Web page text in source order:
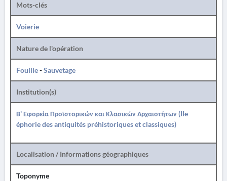
Mots-clés
Voierie
Nature de l'opération
Fouille-Sauvetage
Institution(s)
Β' Εφορεία Προϊστορικών και Κλασικών Αρχαιοτήτων (IIe
éphorie des antiquités préhistoriques et classiques)
Localisation / Informations géographiques
Toponyme